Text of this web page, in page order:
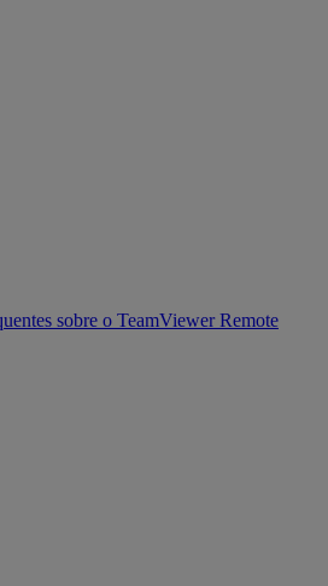
sobre o TeamViewer Remote